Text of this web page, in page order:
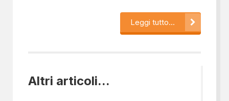
Leggi tutto...
Altri articoli...